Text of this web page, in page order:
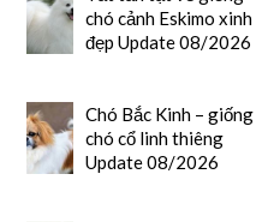
chó cảnh Eskimo xinh
đẹp Update 08/2026
Chó Bắc Kinh – giống
chó cổ linh thiêng
Update 08/2026